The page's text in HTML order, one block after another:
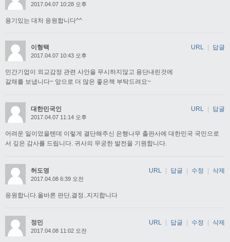
2017.04.07 10:28 오후
용기있는 대처 응원합니다^^
이형택
2017.04.07 10:43 오후
민간기업이 외교감정 관련 사안을 무시하지않고 용단내린것에
갈채를 보냅니다~ 앞으로 더 많은 좋은책 부탁드려요~
URL 답글
대한민국인
2017.04.07 11:14 오후
어려운 일이었을텐데 이렇게 결단해주신 은행나무 출판사에 대한민국 국민으로
서 깊은 감사를 드립니다. 귀사의 무궁한 발전을 기원합니다.
URL 답글
허도영
2017.04.08 6:39 오전
응원합니다.올바른 판단,결정..지지합니다
URL 답글 수정 삭제
정민
2017.04.08 11:02 오전
URL | 답글 | 수정 | 삭제